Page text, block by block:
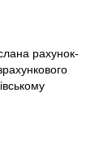
рахунок-